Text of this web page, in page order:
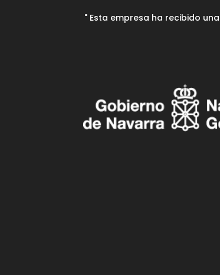
" Esta empresa ha recibido